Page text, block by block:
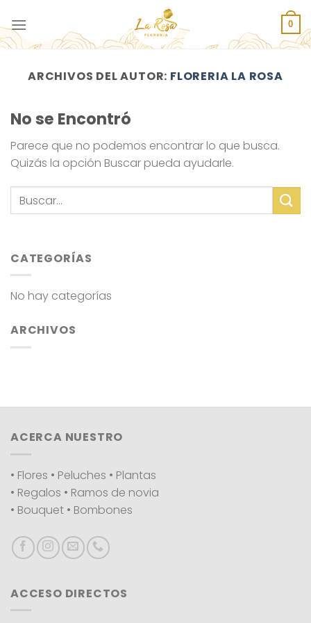
al
contenido
0
ARCHIVOS DEL AUTOR: FLORERIA LA ROSA
No se Encontró
Parece que no podemos encontrar lo que busca.
Quizás la opción Buscar pueda ayudarle.
CATEGORÍAS
No hay categorías
ARCHIVOS
ACERCA NUESTRO
• Flores • Peluches • Plantas
• Regalos • Ramos de novia
• Bouquet • Bombones
ACCESO DIRECTOS